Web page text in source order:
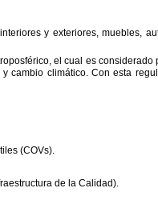
interiores y exteriores, muebles,
el cual es considerado
y cambio climático. Con esta
(COVs).
de la Calidad).